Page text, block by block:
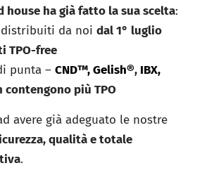
house ha già fatto la sua scelta:
da noidal 1° luglio
TPO-free
punta –CND™, Gelish®, IBX,
contengono più TPO
avere già adeguato le nostre
qualità e totale
.